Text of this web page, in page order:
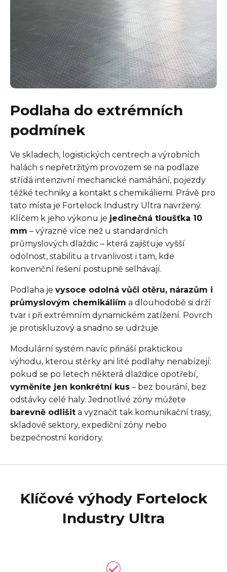
Podlaha do extrémních
podmínek
Ve skladech, logistických centrech a výrobních
halách s nepřetržitým provozem se na podlaze
střídá intenzivní mechanické namáhání, pojezdy
těžké techniky a kontakt s chemikáliemi. Právě pro
tato místa je Fortelock Industry Ultra navržený.
Klíčem k jeho výkonu je jedinečná tloušťka 10
mm – výrazně více než u standardních
průmyslových dlaždic – která zajišťuje vyšší
odolnost, stabilitu a trvanlivost i tam, kde
konvenční řešení postupně selhávají.
Podlaha je vysoce odolná vůči otěru, nárazům i
průmyslovým chemikáliím a dlouhodobě si drží
tvar i při extrémním dynamickém zatížení. Povrch
je protiskluzový a snadno se udržuje.
Modulární systém navíc přináší praktickou
výhodu, kterou stěrky ani lité podlahy nenabízejí:
pokud se po letech některá dlaždice opotřebí,
vyměníte jen konkrétní kus – bez bourání, bez
odstávky celé haly. Jednotlivé zóny můžete
barevně odlišit a vyznačit tak komunikační trasy,
skladové sektory, expediční zóny nebo
bezpečnostní koridory.
Klíčové výhody Fortelock
Industry Ultra